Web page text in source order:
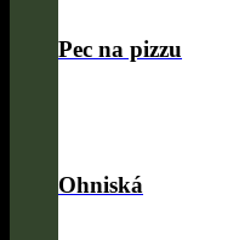
Pec na pizzu
Ohniská